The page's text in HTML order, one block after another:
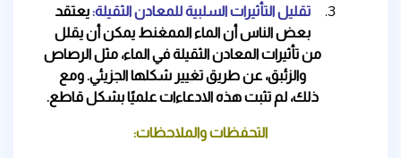
تقليل التأثيرات السلبية للمعادن الثقيلة:يعتقد
بعض الناس أن الماء الممغنط يمكن أن يقلل
من تأثيرات المعادن الثقيلة في الماء، مثل الرصاص
والزئبق، عن طريق تغيير شكلها الجزيئي. ومع
ذلك، لم تثبت هذه الادعاءات علميًا بشكل قاطع.
التحفظات والملاحظات: